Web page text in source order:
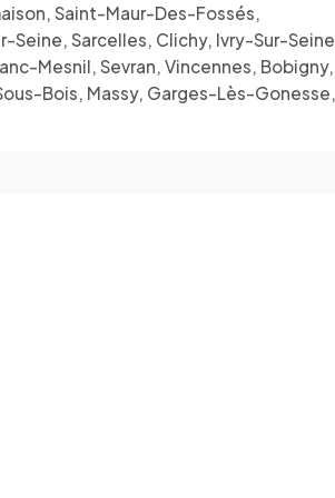
Saint-Maur-Des-Fossés,
Sarcelles, Clichy, Ivry-Sur-Seine,
Mesnil, Sevran, Vincennes, Bobigny,
Bois, Massy, Garges-Lès-Gonesse,